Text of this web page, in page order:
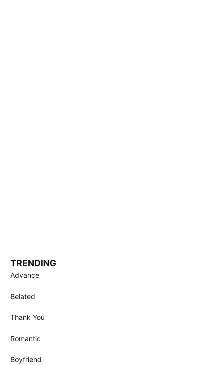
TRENDING
Advance
Belated
Thank You
Romantic
Boyfriend